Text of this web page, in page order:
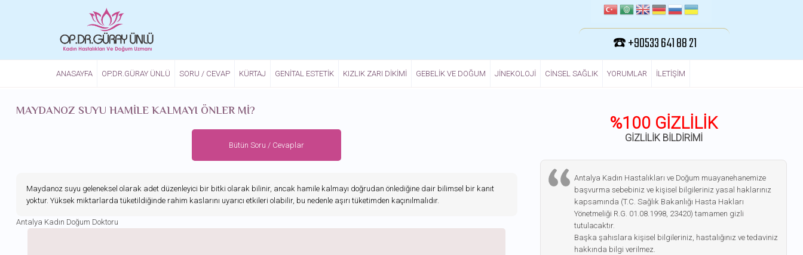
☎️ +90533 641 88 21
ANASAYFA OP.DR.GÜRAY ÜNLÜ SORU / CEVAP KÜRTAJ GENITAL ESTETIK KIZLIK ZARI DIKIMI GEBELIK VE DOĞUM JINEKOLOJI CINSEL SAĞLIK YORUMLAR ILETIŞIM
MAYDANOZ SUYU HAMILE KALMAYI ÖNLER MI?
Bütün Soru / Cevaplar
Maydanoz suyu geleneksel olarak adet düzenleyici bir bitki olarak bilinir, ancak hamile kalmayı doğrudan önlediğine dair bilimsel bir kanıt
yoktur. Yüksek miktarlarda tüketildiğinde rahim kaslarını uyarıcı etkileri olabilir, bu nedenle aşırı tüketimden kaçınılmalıdır.
Antalya Kadın Doğum Doktoru
%100 GİZLİLİK
GİZLİLİK BİLDİRİMİ
Antalya Kadın Hastalıkları ve Doğum muayanehanemize
başvurma sebebiniz ve kişisel bilgileriniz yasal haklarınız
kapsamında (T.C. Sağlık Bakanlığı Hasta Hakları
Yönetmeliği R.G. 01.08.1998, 23420) tamamen gizli
tutulacaktır.
Başka şahıslara kişisel bilgileriniz, hastalığınız ve tedaviniz
hakkında bilgi verilmez.